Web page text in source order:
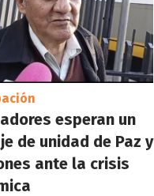
esperan un
de unidad de Paz y
ante la crisis